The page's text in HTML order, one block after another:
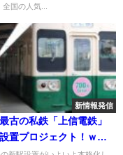
国の人気...
新情報発信
古の私鉄「上信電鉄」
置プロジェクト！ｗｗ